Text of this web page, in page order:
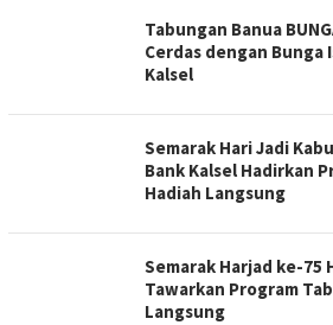
Tabungan Banua
Cerdas dengan Bunga
Kalsel
Semarak Hari Jadi
Bank Kalsel Hadirkan
Hadiah Langsung
Semarak Harjad ke-75
Tawarkan Program
Langsung